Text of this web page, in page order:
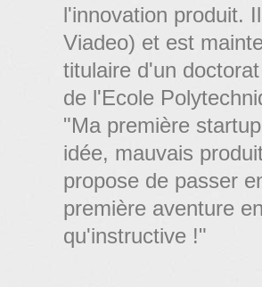
l'innovation produit.
Viadeo) et est
titulaire d'un
de l'Ecole
"Ma première
idée, mauvais
propose de passer
première aventure
qu'instructive !"